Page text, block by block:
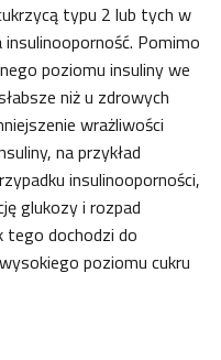
typu 2 lub tych w
Pomimo
poziomu insuliny we
niż u zdrowych
wrażliwości
na przykład
insulinooporności,
glukozy i rozpad
tego dochodzi do
poziomu cukru